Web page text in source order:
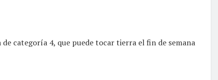
categoría 4, que puede tocar tierra el fin de semana